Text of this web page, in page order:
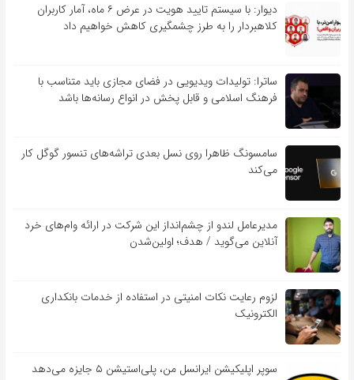
دیوار: با سیستم تایید هویت در عرض ۶ ماه، آمار کاربران
کلاهبردار را به طرز چشمگیری کاهش خواهیم داد
ساترا: تولیدات ویدیویی در فضای مجازی باید متناسب با
فرهنگ اسلامی و قابل پخش در انواع رسانه‌ها باشد
سامسونگ ظاهرا روی نسل بعدی تراشه‌های تنسور گوگل کار
می‌کند
مدیرعامل لندو از چشم‌انداز این شرکت در ارائه وام‌های خرد
آنلاین می‌گوید / هدف؛ اولین‌شدن
لزوم رعایت نکات امنیتی در استفاده از خدمات بانکداری
الکترونیک
سوپر اپلیکیشن ایرانسل من، پلی‌استیشن ۵ جایزه می‌دهد